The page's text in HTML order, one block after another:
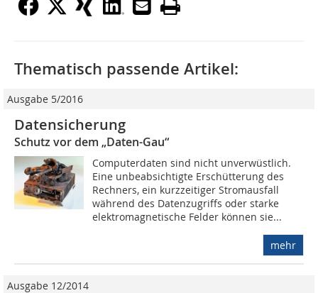
Thematisch passende Artikel:
Ausgabe 5/2016
Datensicherung
Schutz vor dem „Daten-Gau“
Computerdaten sind nicht unverwüstlich.
Eine unbeabsichtigte Erschütterung des
Rechners, ein kurzzeitiger Stromausfall
während des Datenzugriffs oder starke
elektromagnetische Felder können sie...
mehr
Ausgabe 12/2014